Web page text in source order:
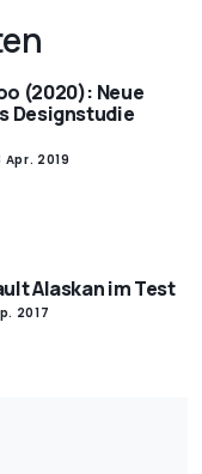
(2020): Neue
Designstudie
Apr. 2019
Alaskan im Test
2017